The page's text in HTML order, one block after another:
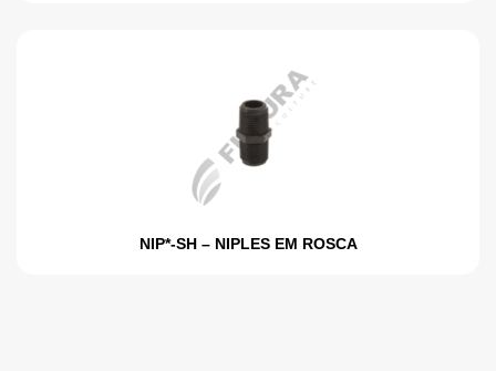
NIP*-SH – NIPLES EM ROSCA